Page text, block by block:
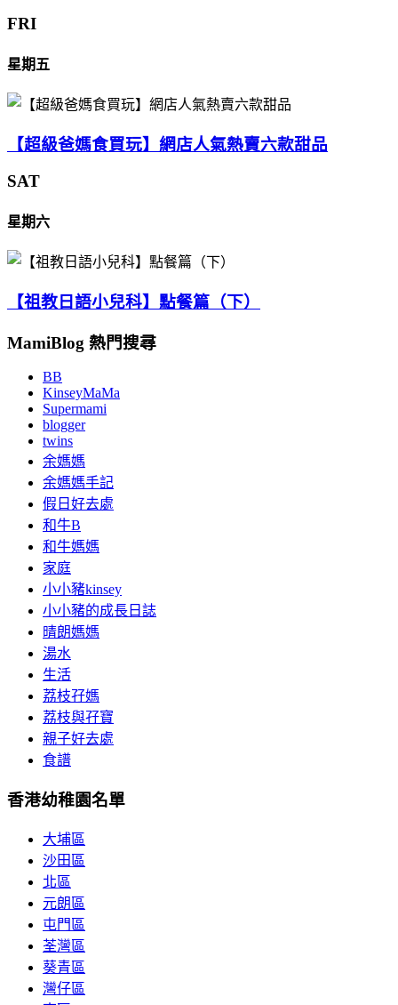
FRI
星期五
【超級爸媽食買玩】網店人氣熱賣六款甜品
SAT
星期六
【祖教日語小兒科】點餐篇（下）
MamiBlog 熱門搜尋
BB
KinseyMaMa
Supermami
blogger
twins
余媽媽
余媽媽手記
假日好去處
和牛B
和牛媽媽
家庭
小小豬kinsey
小小豬的成長日誌
晴朗媽媽
湯水
生活
荔枝孖媽
荔枝與孖寶
親子好去處
食譜
香港幼稚園名單
大埔區
沙田區
北區
元朗區
屯門區
荃灣區
葵青區
灣仔區